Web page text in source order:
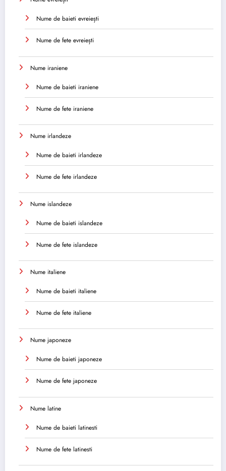
Nume de baieti evreiești
Nume de fete evreiești
Nume iraniene
Nume de baieti iraniene
Nume de fete iraniene
Nume irlandeze
Nume de baieti irlandeze
Nume de fete irlandeze
Nume islandeze
Nume de baieti islandeze
Nume de fete islandeze
Nume italiene
Nume de baieti italiene
Nume de fete italiene
Nume japoneze
Nume de baieti japoneze
Nume de fete japoneze
Nume latine
Nume de baieti latinesti
Nume de fete latinesti